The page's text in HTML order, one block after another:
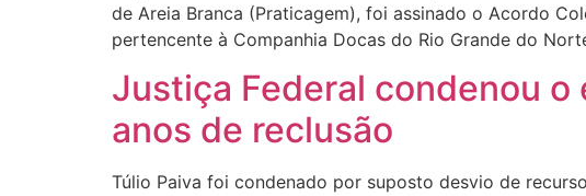
de Areia Branca (Praticagem), foi assinado o Acordo
pertencente à Companhia Docas do Rio Grande do
Justiça Federal condenou
anos de reclusão
Túlio Paiva foi condenado por suposto desvio de